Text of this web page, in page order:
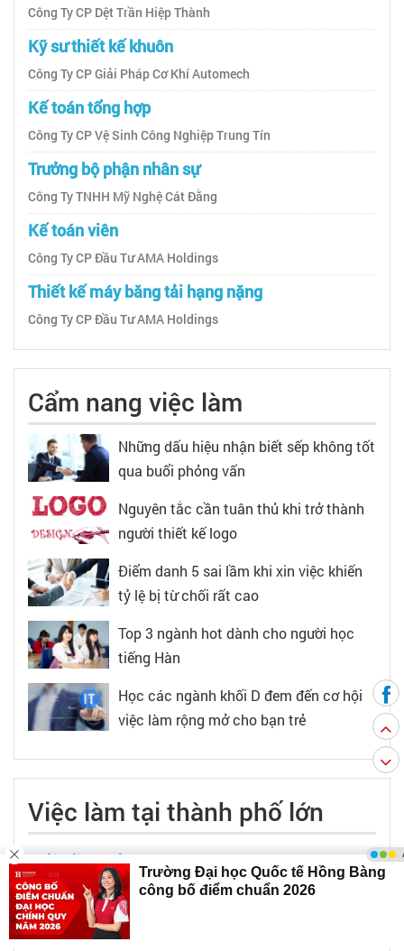
Công Ty CP Dệt Trần Hiệp Thành
Kỹ sư thiết kế khuôn
Công Ty CP Giải Pháp Cơ Khí Automech
Kế toán tổng hợp
Công Ty CP Vệ Sinh Công Nghiệp Trung Tín
Trưởng bộ phận nhân sự
Công Ty TNHH Mỹ Nghệ Cát Đằng
Kế toán viên
Công Ty CP Đầu Tư AMA Holdings
Thiết kế máy băng tải hạng nặng
Công Ty CP Đầu Tư AMA Holdings
Cẩm nang việc làm
Những dấu hiệu nhận biết sếp không tốt
qua buổi phỏng vấn
Nguyên tắc cần tuân thủ khi trở thành
người thiết kế logo
Điểm danh 5 sai lầm khi xin việc khiến
tỷ lệ bị từ chối rất cao
Top 3 ngành hot dành cho người học
tiếng Hàn
Học các ngành khối D đem đến cơ hội
việc làm rộng mở cho bạn trẻ
Việc làm tại thành phố lớn
Việc làm tại TPHCM
Việc làm tại Hà Nội
Việc làm tại Đà Nẵng